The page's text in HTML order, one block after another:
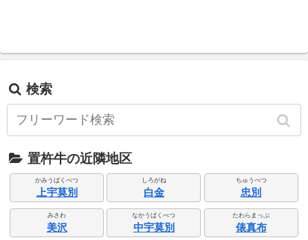
検索
置杵牛の近隣地区
かみうばくべつ
上宇莫別
しろがね
白金
ちゅうべつ
忠別
みさわ
美沢
なかうばくべつ
中宇莫別
たわらまっぷ
俵真布